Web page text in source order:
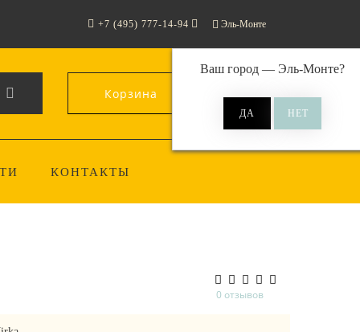
Эль-Монте
Ваш город — Эль-Монте?
+7 (495) 777-14-94
Корзина 0
КОНТАКТЫ
0 отзывов